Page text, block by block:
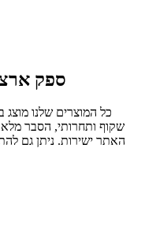
ספק
כל המוצרים שלנו
שקוף ותחרותי, הסבר מלא
האתר ישירות. ניתן גם